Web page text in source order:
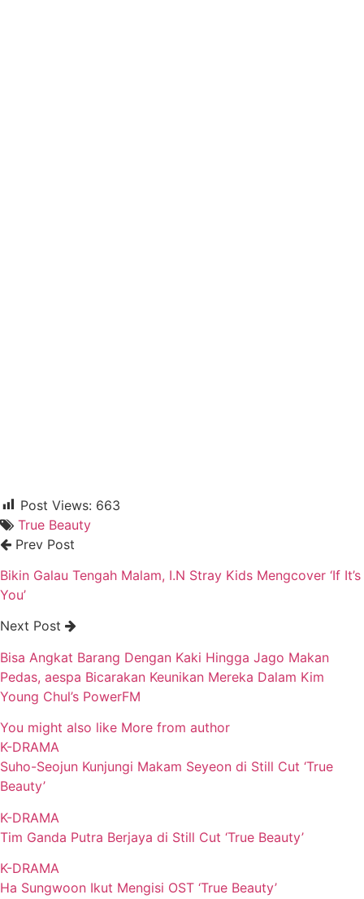
Post Views: 663
True Beauty
Prev Post
Bikin Galau Tengah Malam, I.N Stray Kids Mengcover ‘If It’s
You’
Next Post
Bisa Angkat Barang Dengan Kaki Hingga Jago Makan
Pedas, aespa Bicarakan Keunikan Mereka Dalam Kim
Young Chul’s PowerFM
You might also like More from author
K-DRAMA
Suho-Seojun Kunjungi Makam Seyeon di Still Cut ‘True
Beauty’
K-DRAMA
Tim Ganda Putra Berjaya di Still Cut ‘True Beauty’
K-DRAMA
Ha Sungwoon Ikut Mengisi OST ‘True Beauty’